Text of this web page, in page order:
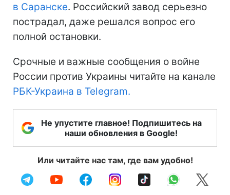
в Саранске. Российский завод серьезно
пострадал, даже решался вопрос его
полной остановки.
Срочные и важные сообщения о войне
России против Украины читайте на канале
РБК-Украина в Telegram.
Не упустите главное! Подпишитесь на
наши обновления в Google!
Или читайте нас там, где вам удобно!